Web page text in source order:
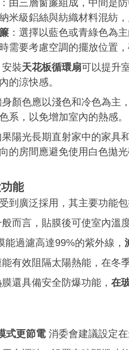
：由三層窗簾組成，中間是
納米級鋁絲與紡織材料混紡
：選擇以藍色或青綠色為
需要考慮空調的擺放位置
安裝天花板循環扇可以提升
的涼快感。
顏色應以淺色和冷色為主
系，以免增加室內的熱感。
陽光長期直射家中的家具
的房間應避免使用白色拋
能
到廣泛採用，其主要功能包
般而言，貼膜後可使室內溫
能過濾高達99%的紫外線，
有效阻隔太陽熱能，在冬
膜還具備安全防爆功能， 在
式更節電消委會建議設定在